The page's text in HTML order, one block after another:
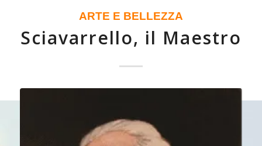
ARTE E BELLEZZA
Sciavarrello, il Maestro